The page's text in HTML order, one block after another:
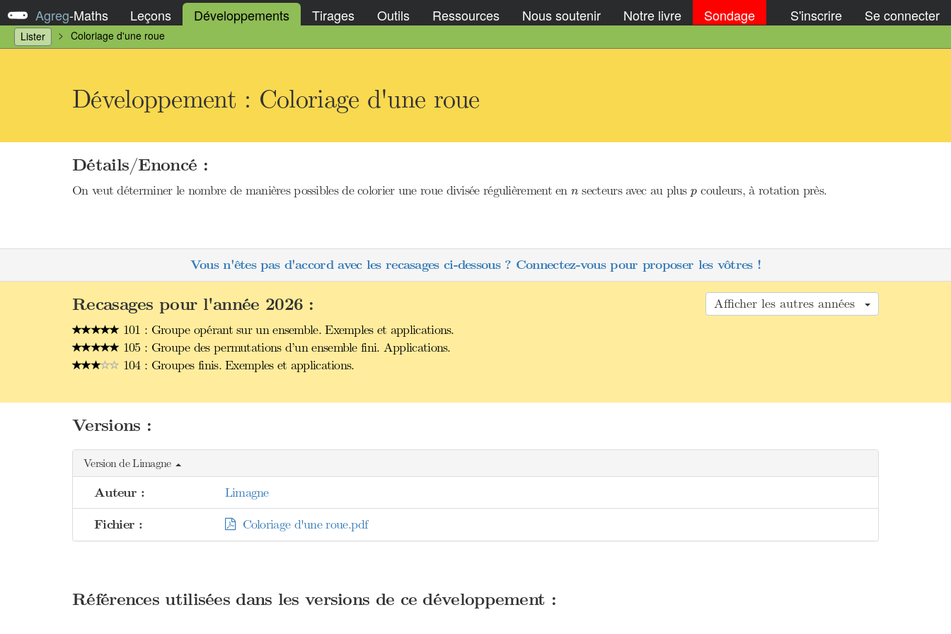
Agreg-Maths Leçons Développements Tirages Outils Ressources Nous soutenir Notre livre Sondage S'inscrire Se connecter
Lister Coloriage d'une roue
Développement : Coloriage d'une roue
Détails/Enoncé :
On veut déterminer le nombre de manières possibles de colorier une roue divisée régulièrement enn
n secteurs avec au plusp
p couleurs, à rotation près.
Vous n'êtes pas d'accord avec les recasages ci-dessous ? Connectez-vous pour proposer les vôtres !
Afficher les autres années
Recasages pour l'année 2026 :
101 : Groupe opérant sur un ensemble. Exemples et applications.
105 : Groupe des permutations d’un ensemble fini. Applications.
104 : Groupes finis. Exemples et applications.
Versions :
Version de Limagne
Auteur : Limagne
Fichier : Coloriage d'une roue.pdf
Références utilisées dans les versions de ce développement :